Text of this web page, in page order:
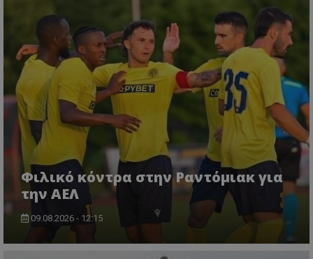
Φιλικό κόντρα στην Ραντόμιακ για
την ΑΕΛ
09.08.2026 - 12:15